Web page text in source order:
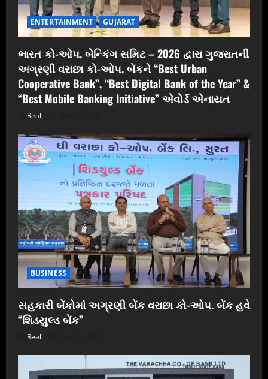
ENTERTAINMENT GUJARAT
ભારત કો-ઓપ. બેન્કિંગ સમિટ – 2026 દ્વારા ગુજરાતની
અગ્રણી વરાછા કો-ઓપ. બેંકને “Best Urban
Cooperative Bank”, “Best Digital Bank of the Year” &
“Best Mobile Banking Initiative” એવોર્ડ એનાયત
Real
BUSINESS
સહકારી બેંકોમાં અગ્રણી બેંક વરાછા કો-ઓપ. બેંક હવે
“શિડયુલ્ડ બેંક”
Real